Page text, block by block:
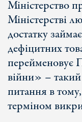
Міністерство
Міністерстві
достатку
дефіцитних
перейменовує
війни» –
питання в
терміном